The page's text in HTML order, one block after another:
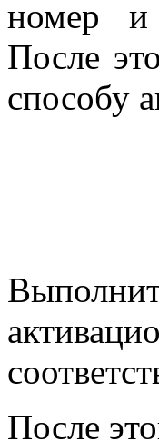
номер и
После
способу
После